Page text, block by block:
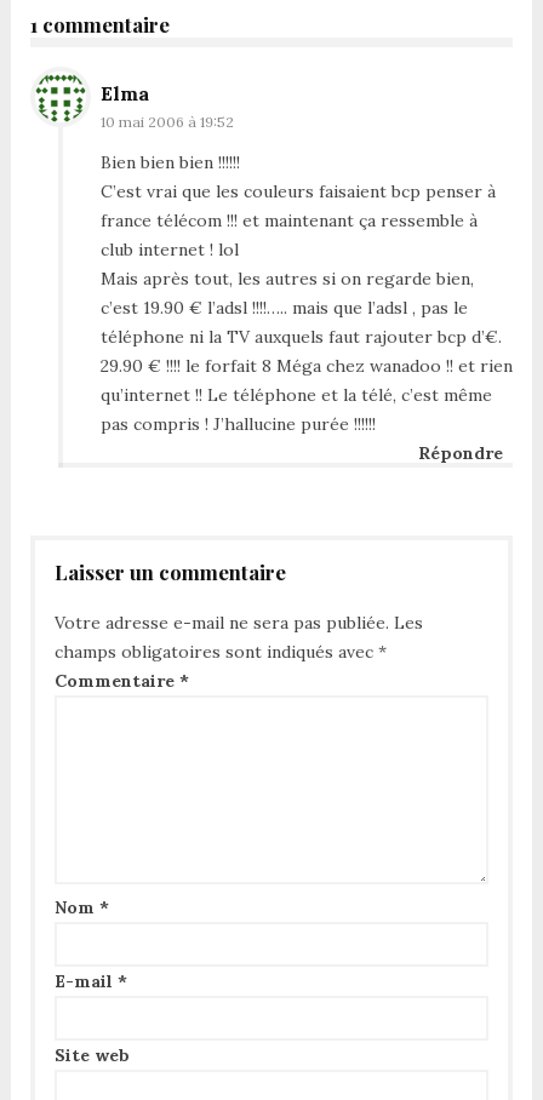
1 commentaire
Elma
10 mai 2006 à 19:52
Bien bien bien !!!!!!
C’est vrai que les couleurs faisaient bcp penser à
france télécom !!! et maintenant ça ressemble à
club internet ! lol
Mais après tout, les autres si on regarde bien,
c’est 19.90 € l’adsl !!!!….. mais que l’adsl , pas le
téléphone ni la TV auxquels faut rajouter bcp d’€.
29.90 € !!!! le forfait 8 Méga chez wanadoo !! et rien
qu’internet !! Le téléphone et la télé, c’est même
pas compris ! J’hallucine purée !!!!!!
Répondre
Laisser un commentaire
Votre adresse e-mail ne sera pas publiée. Les
champs obligatoires sont indiqués avec *
Commentaire *
Nom *
E-mail *
Site web